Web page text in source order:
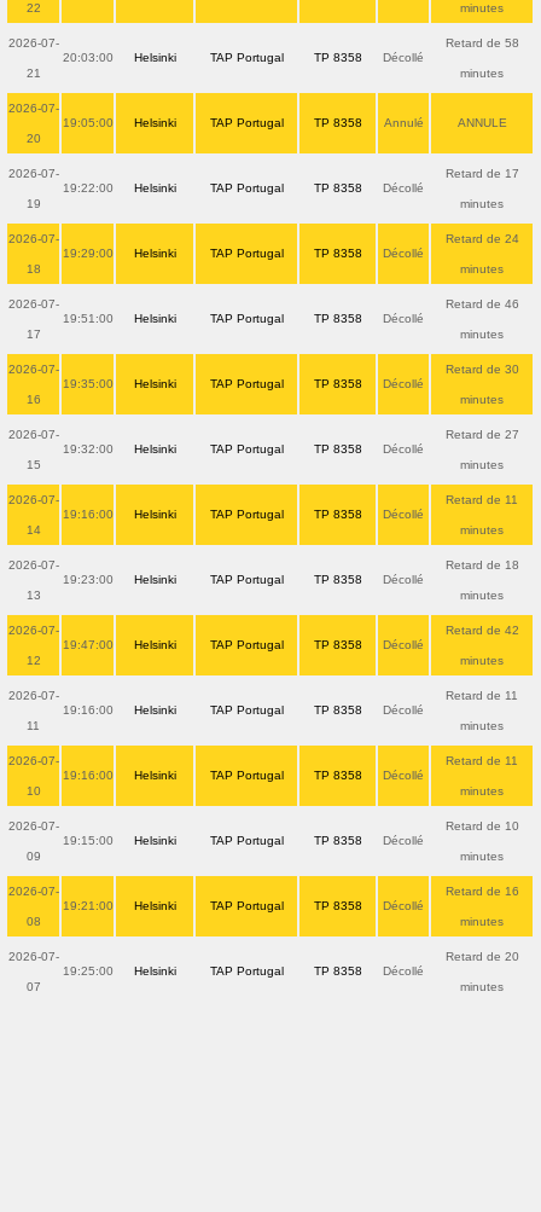
22 minutes
2026-07-
21
20:03:00 Helsinki TAP Portugal TP 8358 Décollé
Retard de 58
minutes
2026-07-
20
19:05:00 Helsinki TAP Portugal TP 8358 Annulé ANNULE
2026-07-
19
19:22:00 Helsinki TAP Portugal TP 8358 Décollé
Retard de 17
minutes
2026-07-
18
19:29:00 Helsinki TAP Portugal TP 8358 Décollé
Retard de 24
minutes
2026-07-
17
19:51:00 Helsinki TAP Portugal TP 8358 Décollé
Retard de 46
minutes
2026-07-
16
19:35:00 Helsinki TAP Portugal TP 8358 Décollé
Retard de 30
minutes
2026-07-
15
19:32:00 Helsinki TAP Portugal TP 8358 Décollé
Retard de 27
minutes
2026-07-
14
19:16:00 Helsinki TAP Portugal TP 8358 Décollé
Retard de 11
minutes
2026-07-
13
19:23:00 Helsinki TAP Portugal TP 8358 Décollé
Retard de 18
minutes
2026-07-
12
19:47:00 Helsinki TAP Portugal TP 8358 Décollé
Retard de 42
minutes
2026-07-
11
19:16:00 Helsinki TAP Portugal TP 8358 Décollé
Retard de 11
minutes
2026-07-
10
19:16:00 Helsinki TAP Portugal TP 8358 Décollé
Retard de 11
minutes
2026-07-
09
19:15:00 Helsinki TAP Portugal TP 8358 Décollé
Retard de 10
minutes
2026-07-
08
19:21:00 Helsinki TAP Portugal TP 8358 Décollé
Retard de 16
minutes
2026-07-
07
19:25:00 Helsinki TAP Portugal TP 8358 Décollé
Retard de 20
minutes